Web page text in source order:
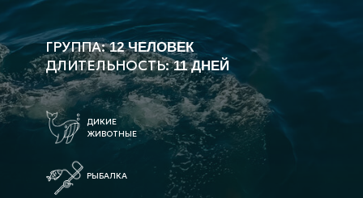
РЫБАЛКА
ДИКИЕ
ЖИВОТНЫЕ
ГРУППА:12 ЧЕЛОВЕК
ДЛИТЕЛЬНОСТЬ:11 ДНЕЙ